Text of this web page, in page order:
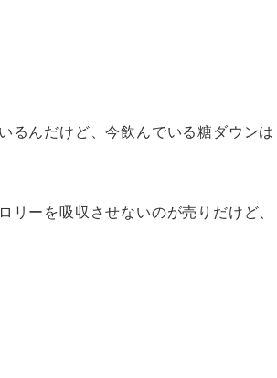
るんだけど、今飲んでいる糖ダウンは
リーを吸収させないのが売りだけど、